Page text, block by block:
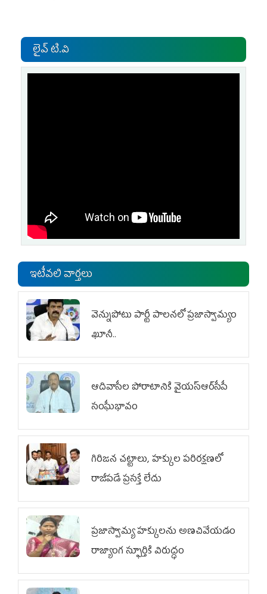
లైవ్ టి.వి
ఇటీవలి వార్తలు
వెన్నుపోటు పార్టీ పాలనలో ప్రజాస్వామ్యం
ఖూనీ..
ఆదివాసీల పోరాటానికి వైయ‌స్ఆర్‌సీపీ
సంఘీభావం
గిరిజన చట్టాలు, హక్కుల పరిరక్షణలో
రాజీపడే ప్రసక్తే లేదు
ప్రజాస్వామ్య హక్కులను అణచివేయడం
రాజ్యాంగ స్ఫూర్తికి విరుద్ధం